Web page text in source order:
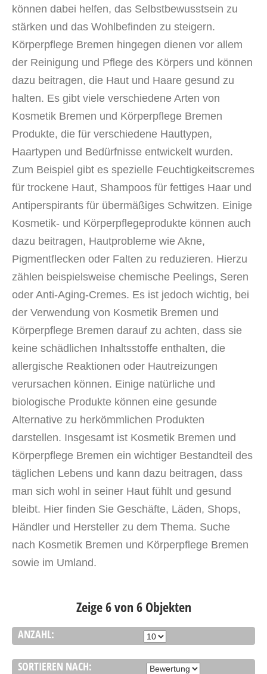
können dabei helfen, das Selbstbewusstsein zu
stärken und das Wohlbefinden zu steigern.
Körperpflege Bremen hingegen dienen vor allem
der Reinigung und Pflege des Körpers und können
dazu beitragen, die Haut und Haare gesund zu
halten. Es gibt viele verschiedene Arten von
Kosmetik Bremen und Körperpflege Bremen
Produkte, die für verschiedene Hauttypen,
Haartypen und Bedürfnisse entwickelt wurden.
Zum Beispiel gibt es spezielle Feuchtigkeitscremes
für trockene Haut, Shampoos für fettiges Haar und
Antiperspirants für übermäßiges Schwitzen. Einige
Kosmetik- und Körperpflegeprodukte können auch
dazu beitragen, Hautprobleme wie Akne,
Pigmentflecken oder Falten zu reduzieren. Hierzu
zählen beispielsweise chemische Peelings, Seren
oder Anti-Aging-Cremes. Es ist jedoch wichtig, bei
der Verwendung von Kosmetik Bremen und
Körperpflege Bremen darauf zu achten, dass sie
keine schädlichen Inhaltsstoffe enthalten, die
allergische Reaktionen oder Hautreizungen
verursachen können. Einige natürliche und
biologische Produkte können eine gesunde
Alternative zu herkömmlichen Produkten
darstellen. Insgesamt ist Kosmetik Bremen und
Körperpflege Bremen ein wichtiger Bestandteil des
täglichen Lebens und kann dazu beitragen, dass
man sich wohl in seiner Haut fühlt und gesund
bleibt. Hier finden Sie Geschäfte, Läden, Shops,
Händler und Hersteller zu dem Thema. Suche
nach Kosmetik Bremen und Körperpflege Bremen
sowie im Umland.
Zeige 6 von 6 Objekten
ANZAHL:
SORTIEREN NACH: